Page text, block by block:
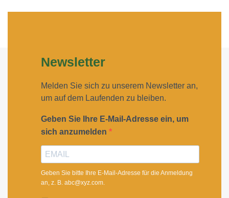
Newsletter
Melden Sie sich zu unserem Newsletter an,
um auf dem Laufenden zu bleiben.
Geben Sie Ihre E-Mail-Adresse ein, um
sich anzumelden
Geben Sie bitte Ihre E-Mail-Adresse für die Anmeldung
an, z. B. abc@xyz.com.